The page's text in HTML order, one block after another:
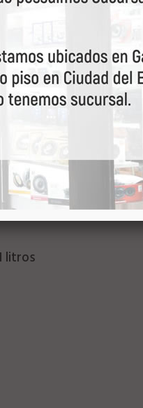
de polímero elástico
litros